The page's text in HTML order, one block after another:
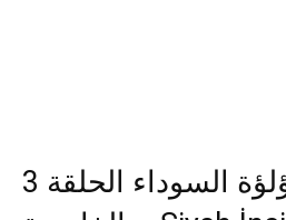
مسلسل اللؤلؤة السوداء الحلقة 3